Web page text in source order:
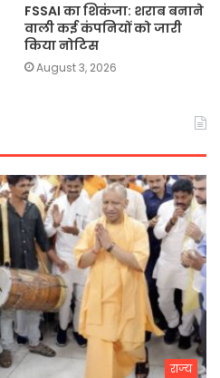
FSSAI का शिकंजा: शराब बनाने
वाली कई कंपनियों को जारी
किया नोटिस
August 3, 2026
राज्य